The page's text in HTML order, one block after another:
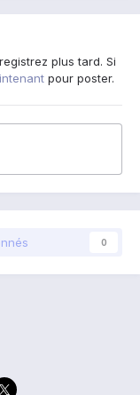
plus tard. Si
pour poster.
0